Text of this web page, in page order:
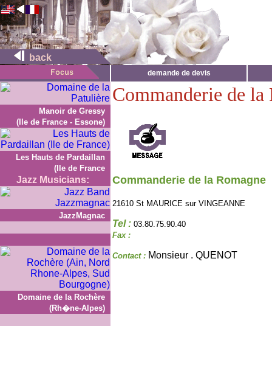
back
demande de devis
Manoir de Gressy
(Ile de France - Essone)
Les Hauts de Pardaillan
(Ile de France
Jazz Musicians:
JazzMagnac
Domaine de la Rochère
(Rh�ne-Alpes)
Commanderie de la
Commanderie de la Romagne
21610 St MAURICE sur VINGEANNE
Tel : 03.80.75.90.40
Fax :
Contact : Monsieur . QUENOT